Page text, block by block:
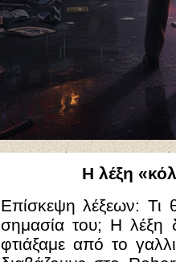
Η λέξη
Επίσκεψη λέξεων: Τι
σημασία του; Η λέξη
φτιάξαμε από το